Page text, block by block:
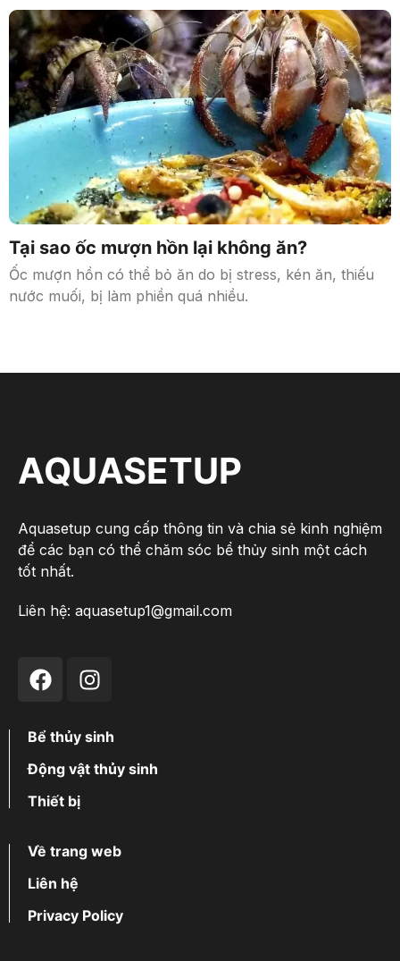
Tại sao ốc mượn hồn lại không ăn?
Ốc mượn hồn có thể bỏ ăn do bị stress, kén ăn, thiếu
nước muối, bị làm phiền quá nhiều.
AQUASETUP
Aquasetup cung cấp thông tin và chia sẻ kinh nghiệm
để các bạn có thể chăm sóc bể thủy sinh một cách
tốt nhất.
Liên hệ: aquasetup1@gmail.com
Bể thủy sinh
Động vật thủy sinh
Thiết bị
Về trang web
Liên hệ
Privacy Policy